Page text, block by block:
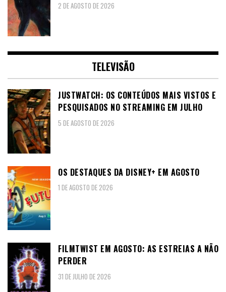
2 DE AGOSTO DE 2026
TELEVISÃO
JUSTWATCH: OS CONTEÚDOS MAIS VISTOS E
PESQUISADOS NO STREAMING EM JULHO
5 DE AGOSTO DE 2026
OS DESTAQUES DA DISNEY+ EM AGOSTO
1 DE AGOSTO DE 2026
FILMTWIST EM AGOSTO: AS ESTREIAS A NÃO
PERDER
31 DE JULHO DE 2026